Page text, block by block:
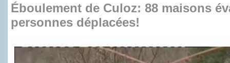
en partenariat avec France 3 Alpes
Éboulement de Culoz: 88 maisons
personnes déplacées!